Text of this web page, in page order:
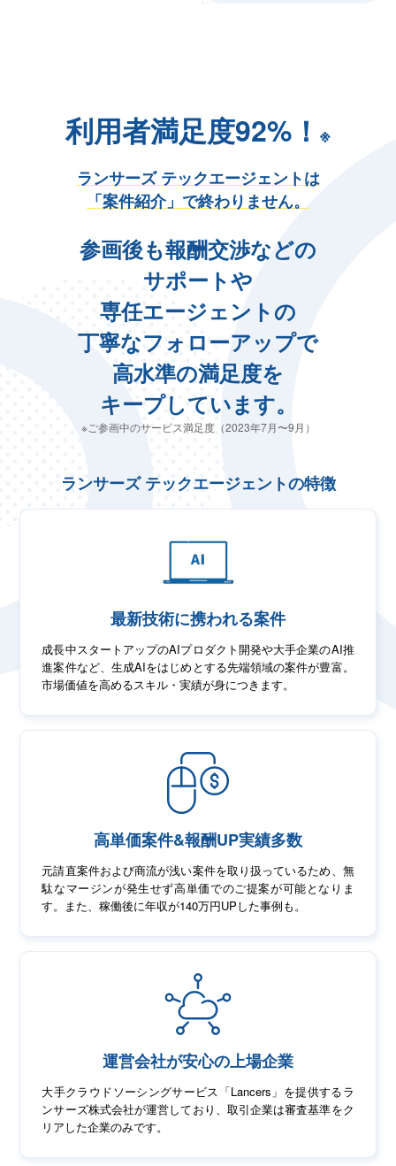
利用者満足度92%！ ※
ランサーズ テックエージェントは
「案件紹介」で終わりません。
参画後も報酬交渉などの
サポートや
専任エージェントの
丁寧なフォローアップで
高水準の満足度を
キープしています。
※ご参画中のサービス満足度（2023年7月〜9月）
ランサーズ テックエージェントの特徴
最新技術に携われる案件
成長中スタートアップのAIプロダクト開発や大手企業のAI推
進案件など、生成AIをはじめとする先端領域の案件が豊富。
市場価値を高めるスキル・実績が身につきます。
高単価案件&報酬UP実績多数
元請直案件および商流が浅い案件を取り扱っているため、無
駄なマージンが発生せず高単価でのご提案が可能となりま
す。また、稼働後に年収が140万円UPした事例も。
運営会社が安心の上場企業
大手クラウドソーシングサービス「Lancers」を提供するラ
ンサーズ株式会社が運営しており、取引企業は審査基準をク
リアした企業のみです。